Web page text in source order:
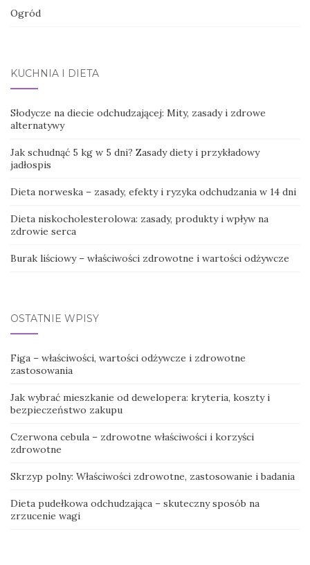
Ogród
KUCHNIA I DIETA
Słodycze na diecie odchudzającej: Mity, zasady i zdrowe
alternatywy
Jak schudnąć 5 kg w 5 dni? Zasady diety i przykładowy
jadłospis
Dieta norweska – zasady, efekty i ryzyka odchudzania w 14 dni
Dieta niskocholesterolowa: zasady, produkty i wpływ na
zdrowie serca
Burak liściowy – właściwości zdrowotne i wartości odżywcze
OSTATNIE WPISY
Figa – właściwości, wartości odżywcze i zdrowotne
zastosowania
Jak wybrać mieszkanie od dewelopera: kryteria, koszty i
bezpieczeństwo zakupu
Czerwona cebula – zdrowotne właściwości i korzyści
zdrowotne
Skrzyp polny: Właściwości zdrowotne, zastosowanie i badania
Dieta pudełkowa odchudzająca – skuteczny sposób na
zrzucenie wagi